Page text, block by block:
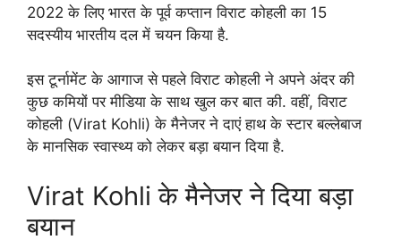
2022 के लिए भारत के पूर्व कप्तान विराट कोहली का 15
सदस्यीय भारतीय दल में चयन किया है.
इस टूर्नामेंट के आगाज से पहले विराट कोहली ने अपने अंदर की
कुछ कमियों पर मीडिया के साथ खुल कर बात की. वहीं, विराट
कोहली (Virat Kohli) के मैनेजर ने दाएं हाथ के स्टार बल्लेबाज
के मानसिक स्वास्थ्य को लेकर बड़ा बयान दिया है.
Virat Kohli के मैनेजर ने दिया बड़ा
बयान